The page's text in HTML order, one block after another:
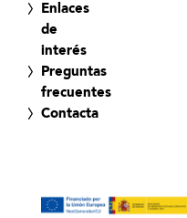
Enlaces
de
interés
Preguntas
frecuentes
Contacta